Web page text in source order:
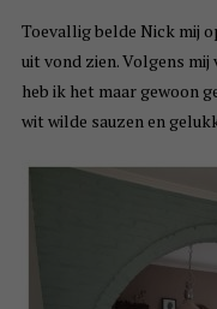
Toevallig belde Nick mij
uit vond zien. Volgens
heb ik het maar gewoon
wit wilde sauzen en